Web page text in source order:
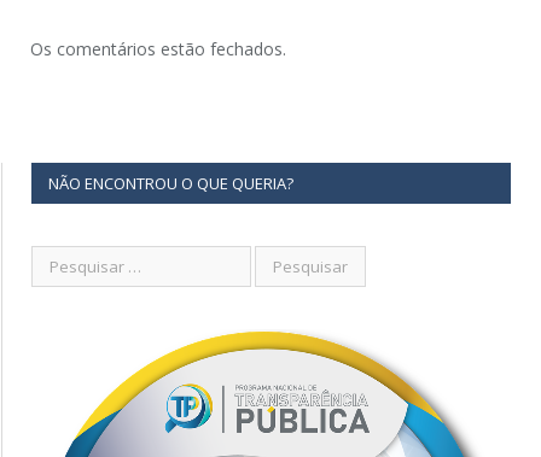
Os comentários estão fechados.
NÃO ENCONTROU O QUE QUERIA?